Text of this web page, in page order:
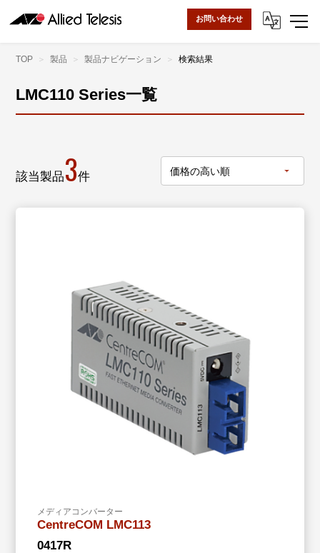
お問い合わせ
TOP 製品 製品ナビゲーション 検索結果
LMC110 Series一覧
該当製品3件
メディアコンバーター
CentreCOM LMC113
0417R